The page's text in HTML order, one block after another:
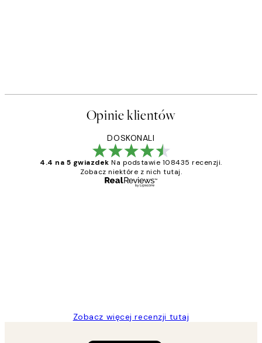
Opinie klientów
DOSKONALI
4.4 na 5 gwiazdek Na podstawie 108435 recenzji.
Zobacz niektóre z nich tutaj.
Zobacz więcej recenzji tutaj